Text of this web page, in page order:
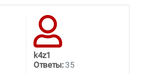
k4z1
Ответы:35